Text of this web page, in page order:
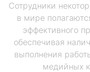
Сотрудники
в мире
эффективного
обеспечивая
выполнения
медийных